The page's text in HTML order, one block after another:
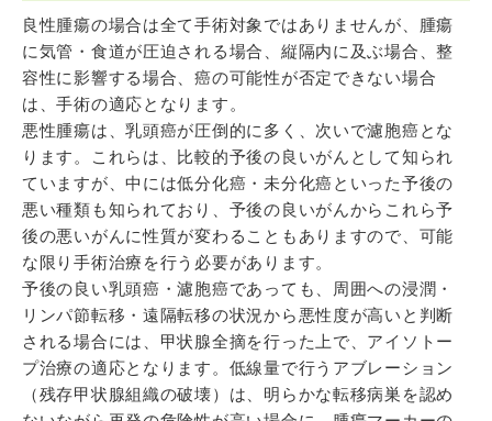
良性腫瘍の場合は全て手術対象ではありませんが、腫瘍
に気管・食道が圧迫される場合、縦隔内に及ぶ場合、整
容性に影響する場合、癌の可能性が否定できない場合
は、手術の適応となります。
悪性腫瘍は、乳頭癌が圧倒的に多く、次いで濾胞癌とな
ります。これらは、比較的予後の良いがんとして知られ
ていますが、中には低分化癌・未分化癌といった予後の
悪い種類も知られており、予後の良いがんからこれら予
後の悪いがんに性質が変わることもありますので、可能
な限り手術治療を行う必要があります。
予後の良い乳頭癌・濾胞癌であっても、周囲への浸潤・
リンパ節転移・遠隔転移の状況から悪性度が高いと判断
される場合には、甲状腺全摘を行った上で、アイソトー
プ治療の適応となります。低線量で行うアブレーション
（残存甲状腺組織の破壊）は、明らかな転移病巣を認め